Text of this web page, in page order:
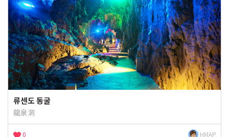
류센도 동굴
龍泉洞
0 HMAP